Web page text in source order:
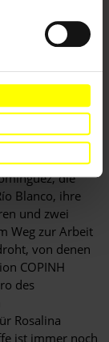
Maßnahmen
die ihre
und
mit ihrer
von Berta
die
Blanco, ihre
und zwei
Weg zur Arbeit
von denen
COPINH
des
Rosalina
ist immer noch